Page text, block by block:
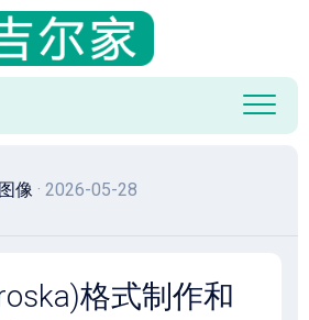
像 · 2026-05-28
格式制作和